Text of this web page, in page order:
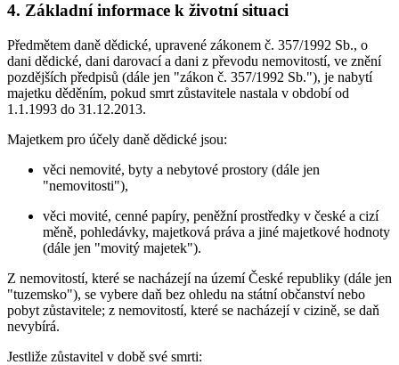
4. Základní informace k životní situaci
Předmětem daně dědické, upravené zákonem č. 357/1992 Sb., o
dani dědické, dani darovací a dani z převodu nemovitostí, ve znění
pozdějších předpisů (dále jen "zákon č. 357/1992 Sb."), je nabytí
majetku děděním, pokud smrt zůstavitele nastala v období od
1.1.1993 do 31.12.2013.
Majetkem pro účely daně dědické jsou:
věci nemovité, byty a nebytové prostory (dále jen
"nemovitosti"),
věci movité, cenné papíry, peněžní prostředky v české a cizí
měně, pohledávky, majetková práva a jiné majetkové hodnoty
(dále jen "movitý majetek").
Z nemovitostí, které se nacházejí na území České republiky (dále jen
"tuzemsko"), se vybere daň bez ohledu na státní občanství nebo
pobyt zůstavitele; z nemovitostí, které se nacházejí v cizině, se daň
nevybírá.
Jestliže zůstavitel v době své smrti: